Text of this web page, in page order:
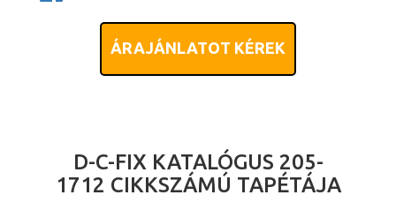
ÁRAJÁNLATOT KÉREK
D-C-FIX KATALÓGUS 205-
1712 CIKKSZÁMÚ TAPÉTÁJA